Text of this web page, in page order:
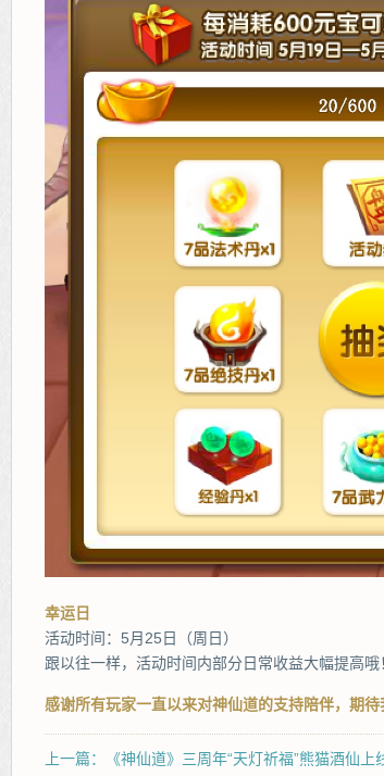
幸运日
活动时间：5月25日（周日）
跟以往一样，活动时间内部分日常收益大幅提高哦
感谢所有玩家一直以来对神仙道的支持陪伴，期
上一篇：《神仙道》三周年“天灯祈福”熊猫酒仙